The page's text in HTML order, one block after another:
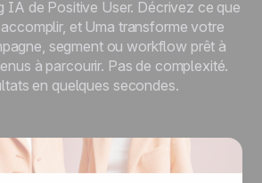
IA de Positive User. Décrivez ce que
et Uma transforme votre
segment ou workflow prêt à
à parcourir. Pas de complexité.
en quelques secondes.